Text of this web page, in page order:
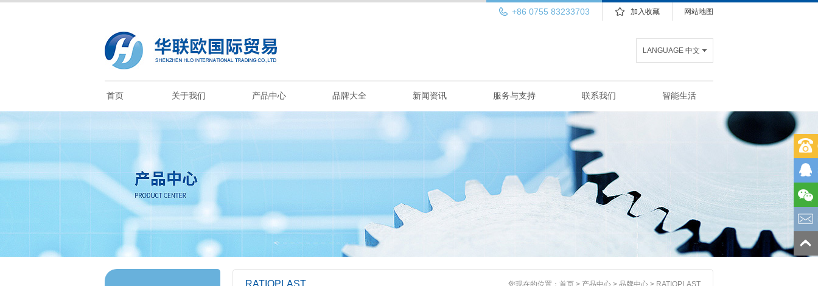
网站地图
加入收藏
+86 0755 83233703
LANGUAGE 中文
首页 关于我们 产品中心 品牌大全 新闻资讯 服务与支持 联系我们 智能生活
RATIOPLAST 您现在的位置： 首页 > 产品中心 > 品牌中心 > RATIOPLAST